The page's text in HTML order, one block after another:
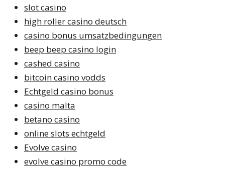
slot casino
high roller casino deutsch
casino bonus umsatzbedingungen
beep beep casino login
cashed casino
bitcoin casino vodds
Echtgeld casino bonus
casino malta
betano casino
online slots echtgeld
Evolve casino
evolve casino promo code